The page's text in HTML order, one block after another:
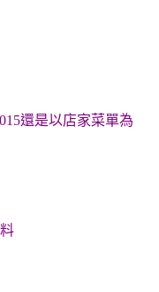
還是以店家菜單為